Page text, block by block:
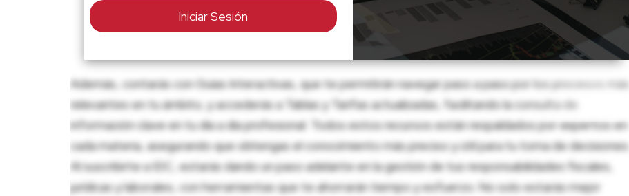
Iniciar Sesión
Además, contarás con Guías Interactivas, que te permitirán navegar paso a paso por los procesos más
relevantes en tu ámbito, y accederás a Tablas y Tarifas actualizadas, facilitando la consulta de
información clave en tu día a día profesional. Todos estos recursos están respaldados por expertos en
cada materia, asegurando que obtengas el conocimiento más preciso y útil para tu toma de decisiones.
Al suscribirte a IDC, estarás dando un paso adelante en la gestión de tus responsabilidades fiscales,
jurídicas y laborales, con herramientas que te ahorrarán tiempo y esfuerzo. No solo estarás mejor